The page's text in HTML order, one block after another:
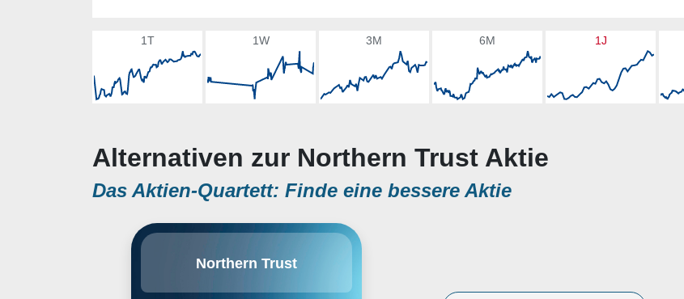
1T 1W 3M 6M 1J
Alternativen zur Northern Trust Aktie
Das Aktien-Quartett: Finde eine bessere Aktie
Northern Trust
eine US-amerikanische
international tätige Konzern bietet